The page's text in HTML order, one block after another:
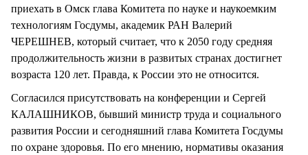
приехать в Омск глава Комитета по науке и наукоемким
технологиям Госдумы, академик РАН Валерий
ЧЕРЕШНЕВ, который считает, что к 2050 году средняя
продолжительность жизни в развитых странах достигнет
возраста 120 лет. Правда, к России это не относится.
Согласился присутствовать на конференции и Сергей
КАЛАШНИКОВ, бывший министр труда и социального
развития России и сегодняшний глава Комитета Госдумы
по охране здоровья. По его мнению, нормативы оказания